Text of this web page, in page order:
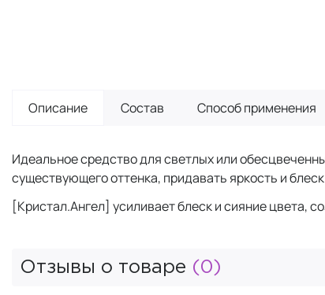
Описание Состав Способ применения
Идеальное средство для светлых или
существующего оттенка, придавать яркость и
[Кристал.Ангел] усиливает блеск и сияние цвета,
Отзывы о товаре (0)